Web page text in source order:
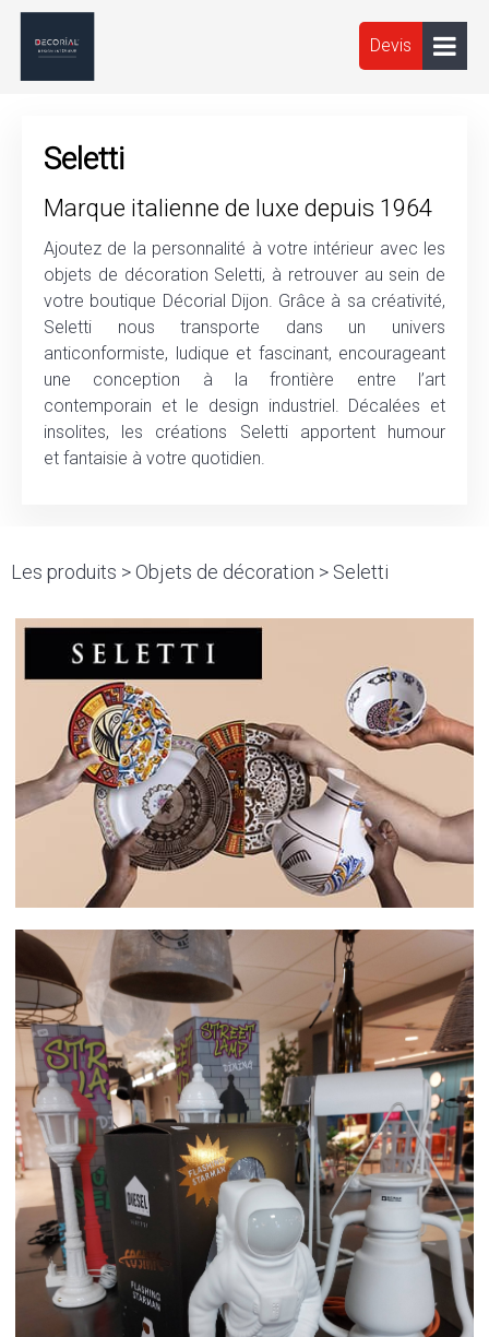
Devis
Seletti
Marque italienne de luxe depuis 1964
Ajoutez de la personnalité à votre intérieur avec les
objets de décoration Seletti, à retrouver au sein de
votre boutique Décorial Dijon. Grâce à sa créativité,
Seletti nous transporte dans un univers
anticonformiste, ludique et fascinant, encourageant
une conception à la frontière entre l’art
contemporain et le design industriel. Décalées et
insolites, les créations Seletti apportent humour
et fantaisie à votre quotidien.
Les produits >Objets de décoration > Seletti